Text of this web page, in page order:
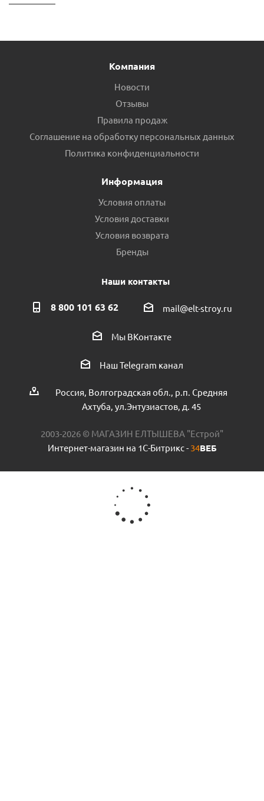
секций 500/100 пр.Россия
Есть в наличии (6)
Компания
Новости
Отзывы
Правила продаж
Соглашение на обработку персональных данных
Политика конфиденциальности
Информация
Условия оплаты
Условия доставки
Условия возврата
Бренды
Наши контакты
8 800 101 63 62 mail@elt-stroy.ru
Мы ВКонтакте
Наш Telegram канал
Россия, Волгоградская обл., р.п. Средняя
Ахтуба, ул.Энтузиастов, д. 45
2003-2026 © МАГАЗИН ЕЛТЫШЕВА "Естрой"
Интернет-магазин на 1С-Битрикс - 34ВЕБ